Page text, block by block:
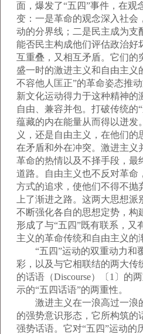
面，爆发了“五四”事件，在观
变：一是革命的观念深入社会
动的分界线；二是民主成为支
能否民主构成他们评估政治好
互重叠，又相互矛盾。它们的
盛一时的激进主义和自由主义
不容他人匡正”的革命姿态推
新文化运动得力于这种精神的
自由、兼容并包。打破传统的
蕴藏的内在能量从而得以迸发
义，还是自由主义，在他们的
在矛盾和外在冲突。激进主义
革命的热情以及不择手段，最
道路。自由主义也不反对革命
方式的追求，使他们不得不抛
上了渐进之路。这两大思想派
不断强化各自的思想定势，构
形成了与“五四”既有联系，又
主义的革命传统和自由主义的
“五四”运动的双重动力和
彩，以及与它相联结的两大传
的话语（Discourse）〔1〕的
示的“五四话语”的两重性。
激进主义在一浪高过一浪
的强势意识形态，它所构筑的
强势话语。它对“五四”运动的